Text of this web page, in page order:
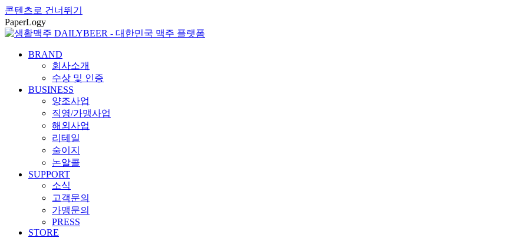
콘텐츠로 건너뛰기
PaperLogy
BRAND
회사소개
수상 및 인증
BUSINESS
양조사업
직영/가맹사업
해외사업
리테일
술이지
논알콜
SUPPORT
소식
고객문의
가맹문의
PRESS
STORE